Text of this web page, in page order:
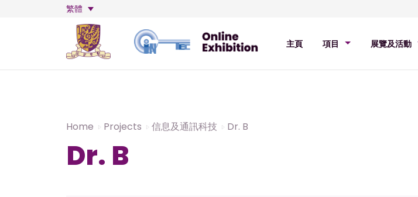
繁體
主頁 項目 展覽及活動
Home Projects 信息及通訊科技 Dr. B
Dr. B